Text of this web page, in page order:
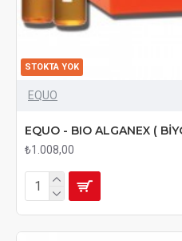
STOKTA YOK
EQUO
EQUO - BIO ALGANEX (
₺1.008,00